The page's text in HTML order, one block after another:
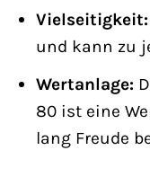
Vielseitigkeit:
und kann zu
Wertanlage:
80 ist eine
lang Freude